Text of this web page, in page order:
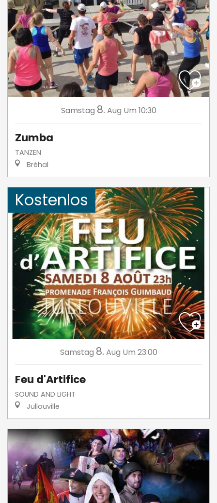
Samstag 8. Aug Um 10:30
Zumba
TANZEN
Bréhal
Kostenlos
Samstag 8. Aug Um 23:00
Feu d'Artifice
SOUND AND LIGHT
Jullouville